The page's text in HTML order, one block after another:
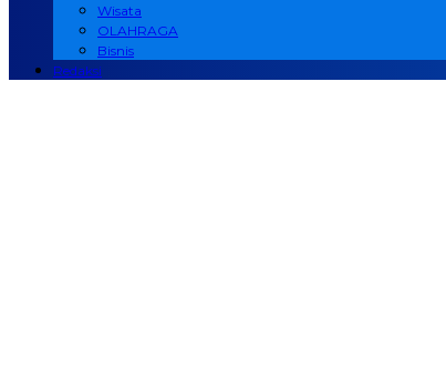
Wisata
OLAHRAGA
Bisnis
Redaksi